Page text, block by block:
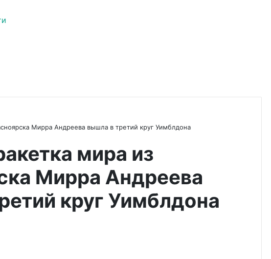
Мирра Андреева вышла в третий круг Уимблдона
мира из
Мирра Андреева
круг Уимблдона